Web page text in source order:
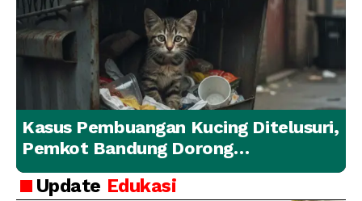
Kasus Pembuangan Kucing Ditelusuri,
Pemkot Bandung Dorong
Penanganan Hewan yang
Bertanggung Jawab
Update Edukasi